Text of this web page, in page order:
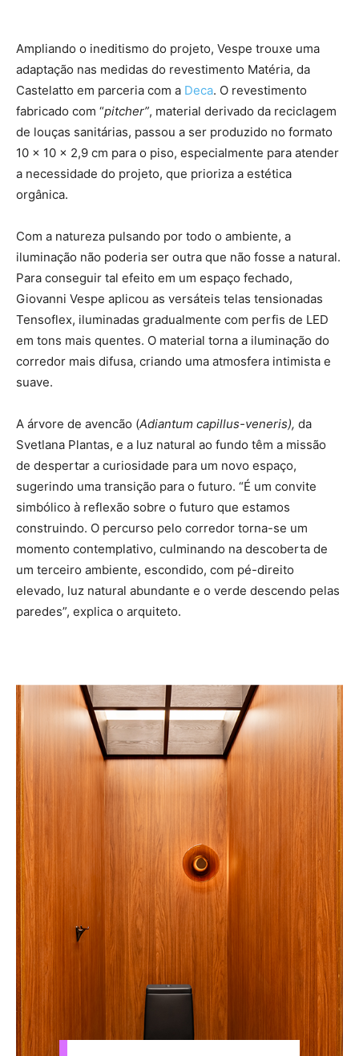
Ampliando o ineditismo do projeto, Vespe trouxe uma
adaptação nas medidas do revestimento Matéria, da
Castelatto em parceria com a Deca. O revestimento
fabricado com “pitcher”, material derivado da reciclagem
de louças sanitárias, passou a ser produzido no formato
10 x 10 x 2,9 cm para o piso, especialmente para atender
a necessidade do projeto, que prioriza a estética
orgânica.
Com a natureza pulsando por todo o ambiente, a
iluminação não poderia ser outra que não fosse a natural.
Para conseguir tal efeito em um espaço fechado,
Giovanni Vespe aplicou as versáteis telas tensionadas
Tensoflex, iluminadas gradualmente com perfis de LED
em tons mais quentes. O material torna a iluminação do
corredor mais difusa, criando uma atmosfera intimista e
suave.
A árvore de avencão (Adiantum capillus-veneris), da
Svetlana Plantas, e a luz natural ao fundo têm a missão
de despertar a curiosidade para um novo espaço,
sugerindo uma transição para o futuro. “É um convite
simbólico à reflexão sobre o futuro que estamos
construindo. O percurso pelo corredor torna-se um
momento contemplativo, culminando na descoberta de
um terceiro ambiente, escondido, com pé-direito
elevado, luz natural abundante e o verde descendo pelas
paredes”, explica o arquiteto.